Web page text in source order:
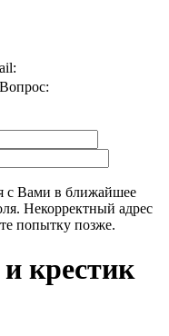
Вопрос:
с Вами в ближайшее
Некорректный адрес
попытку позже.
крестик